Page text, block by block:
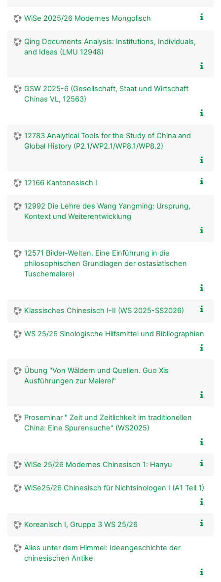
WiSe 2025/26 Modernes Mongolisch
Qing Documents Analysis: Institutions, Individuals,
and Ideas (LMU 12948)
GSW 2025-6 (Gesellschaft, Staat und Wirtschaft
Chinas VL, 12563)
12783 Analytical Tools for the Study of China and
Global History (P2.1/WP2.1/WP8.1/WP8.2)
12166 Kantonesisch I
12992 Die Lehre des Wang Yangming: Ursprung,
Kontext und Weiterentwicklung
12571 Bilder-Welten. Eine Einführung in die
philosophischen Grundlagen der ostasiatischen
Tuschemalerei
Klassisches Chinesisch I-II (WS 2025-SS2026)
WS 25/26 Sinologische Hilfsmittel und Bibliographien
Übung "Von Wäldern und Quellen. Guo Xis
Ausführungen zur Malerei"
Proseminar " Zeit und Zeitlichkeit im traditionellen
China: Eine Spurensuche" (WS2025)
WiSe 25/26 Modernes Chinesisch 1: Hanyu
WiSe25/26 Chinesisch für Nichtsinologen I (A1 Teil 1)
Koreanisch I, Gruppe 3 WS 25/26
Alles unter dem Himmel: Ideengeschichte der
chinesischen Antike